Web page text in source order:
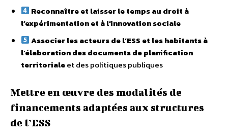
Reconnaître et laisser le temps au droit à
l’expérimentation et à l’innovation sociale
Associer les acteurs de l’ESS et les habitants à
l’élaboration des documents de planification
territorialeet des politiques publiques
Mettre en œuvre des modalités de
financements adaptées aux structures
de l’ESS